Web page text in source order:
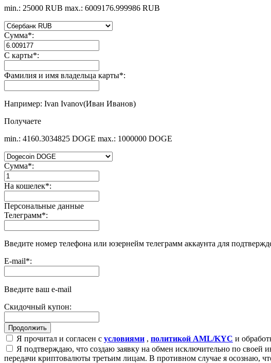
min.: 25000 RUB max.: 6009176.999986 RUB
Сумма*:
С карты*:
Фамилия и имя владельца карты*:
Например: Ivan Ivanov(Иван Иванов)
Получаете
min.: 4160.3034825 DOGE max.: 1000000 DOGE
Сумма*:
На кошелек*:
Персональные данные
Телеграмм*:
Введите номер телефона или юзернейм телеграмм аккаунта для
E-mail*:
Введите ваш e-mail
Скидочный купон:
Я прочитал и согласен с условиями , политикой AML/KYC и
Я подтверждаю, что создаю заявку на обмен исключительно по своей
передачи криптовалюты третьим лицам. В противном случае я осознаю,